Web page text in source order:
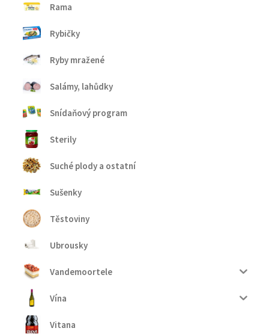
Rama
Rybičky
Ryby mražené
Salámy, lahůdky
Snídaňový program
Sterily
Suché plody a ostatní
Sušenky
Těstoviny
Ubrousky
Vandemoortele
Vína
Vitana